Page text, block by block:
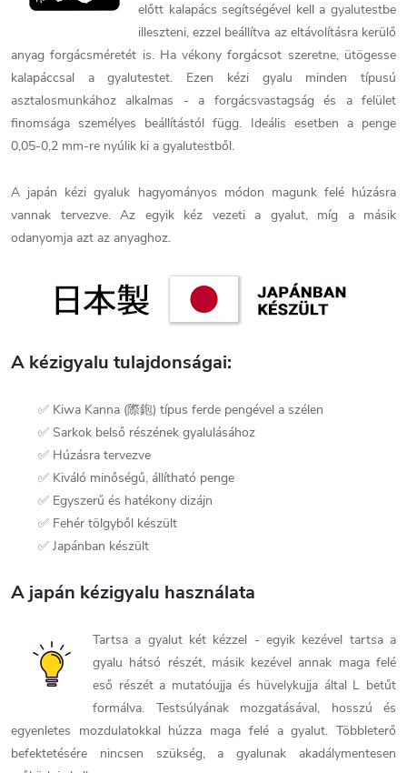
előtt kalapács segítségével kell a gyalutestbe
illeszteni, ezzel beállítva az eltávolításra kerülő
anyag forgácsméretét is. Ha vékony forgácsot szeretne, ütögesse
kalapáccsal a gyalutestet. Ezen kézi gyalu minden típusú
asztalosmunkához alkalmas - a forgácsvastagság és a felület
finomsága személyes beállítástól függ. Ideális esetben a penge
0,05-0,2 mm-re nyúlik ki a gyalutestből.
A japán kézi gyaluk hagyományos módon magunk felé húzásra
vannak tervezve. Az egyik kéz vezeti a gyalut, míg a másik
odanyomja azt az anyaghoz.
A kézigyalu tulajdonságai:
✅ Kiwa Kanna (際鉋) típus ferde pengével a szélen
✅ Sarkok belső részének gyalulásához
✅ Húzásra tervezve
✅ Kiváló minőségű, állítható penge
✅ Egyszerű és hatékony dizájn
✅ Fehér tölgyből készült
✅ Japánban készült
A japán kézigyalu használata
Tartsa a gyalut két kézzel - egyik kezével tartsa a
gyalu hátsó részét, másik kezével annak maga felé
eső részét a mutatóujja és hüvelykujja által L betűt
formálva. Testsúlyának mozgatásával, hosszú és
egyenletes mozdulatokkal húzza maga felé a gyalut. Többleterő
befektetésére nincsen szükség, a gyalunak akadálymentesen